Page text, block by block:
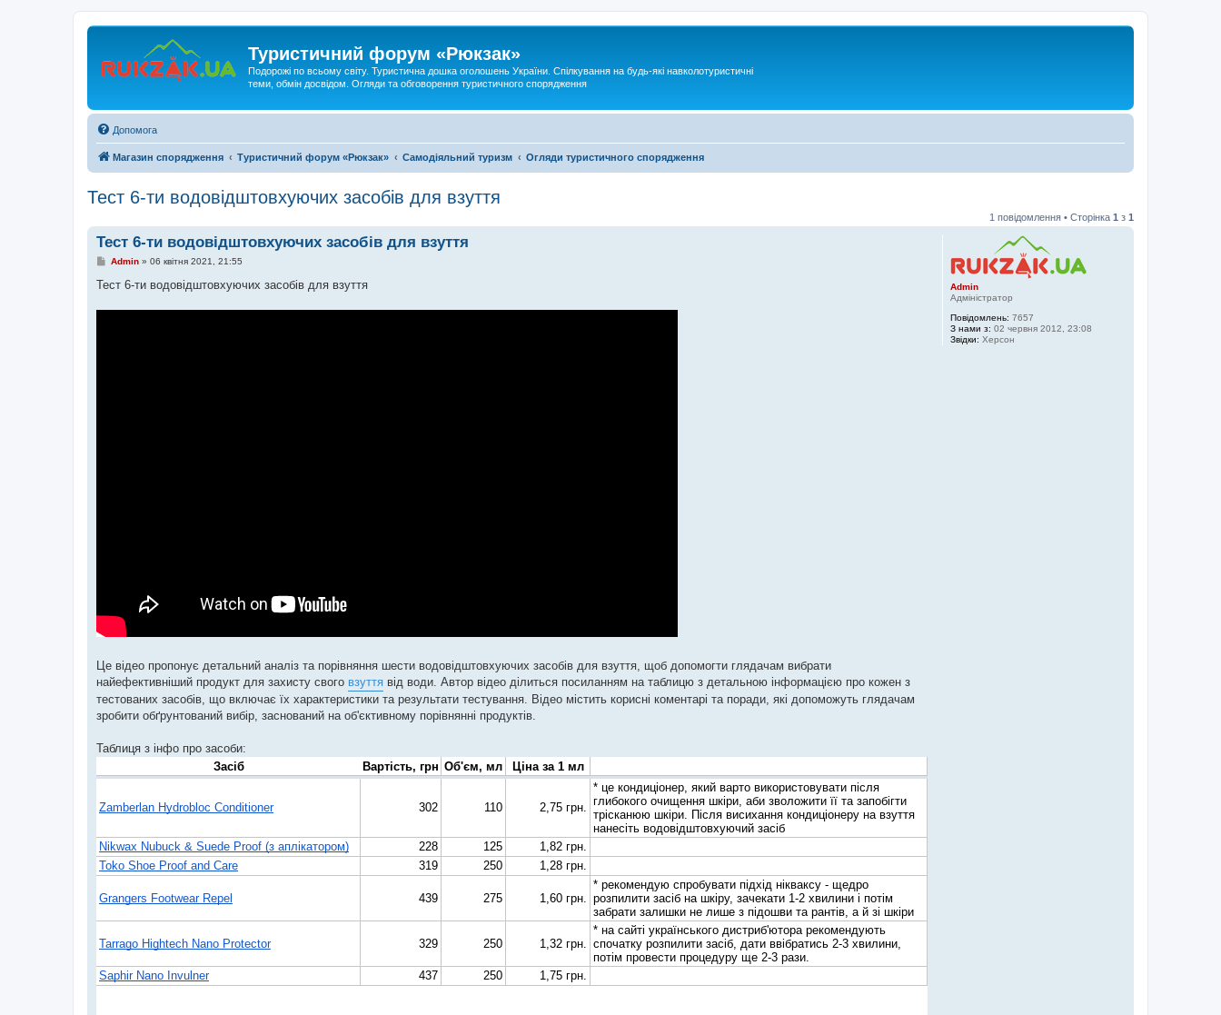
Туристичний форум «Рюкзак»
Подорожі по всьому світу. Туристична дошка оголошень України. Спілкування на будь-які навколотуристичні
теми, обмін досвідом. Огляди та обговорення туристичного спорядження
Допомога
Магазин спорядження Туристичний форум «Рюкзак» Самодіяльний туризм Огляди туристичного спорядження
Тест 6-ти водовідштовхуючих засобів для взуття
1 повідомлення • Сторінка 1 з 1
Admin
Адміністратор
Повідомлень: 7657
З нами з: 02 червня 2012, 23:08
Звідки: Херсон
Тест 6-ти водовідштовхуючих засобів для взуття
П
в
Admin» 06 квітня 2021, 21:55
Тест 6-ти водовідштовхуючих засобів для взуття
Це відео пропонує детальний аналіз та порівняння шести водовідштовхуючих засобів для взуття, щоб допомогти глядачам вибрати
найефективніший продукт для захисту свого взуття від води. Автор відео ділиться посиланням на таблицю з детальною інформацією про кожен з
тестованих засобів, що включає їх характеристики та результати тестування. Відео містить корисні коментарі та поради, які допоможуть глядачам
зробити обґрунтований вибір, заснований на об'єктивному порівнянні продуктів.
Таблиця з інфо про засоби: